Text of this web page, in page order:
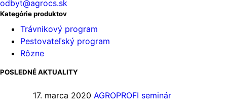
odbyt@agrocs.sk
Kategórie produktov
Trávnikový program
Pestovateľský program
Rôzne
POSLEDNÉ AKTUALITY
17. marca 2020 AGROPROFI seminár